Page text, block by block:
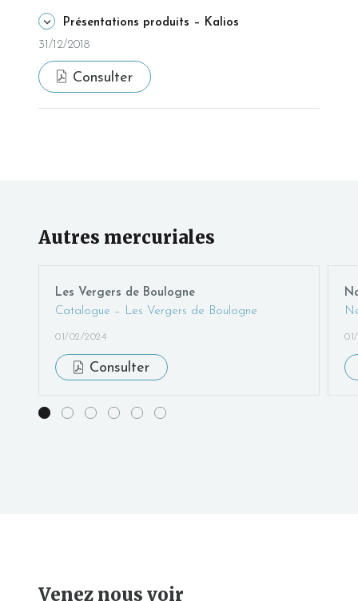
Présentations produits – Kalios
31/12/2018
Consulter
Autres mercuriales
Les Vergers de Boulogne
Catalogue – Les Vergers de Boulogne
01/02/2024
Consulter
Venez nous voir